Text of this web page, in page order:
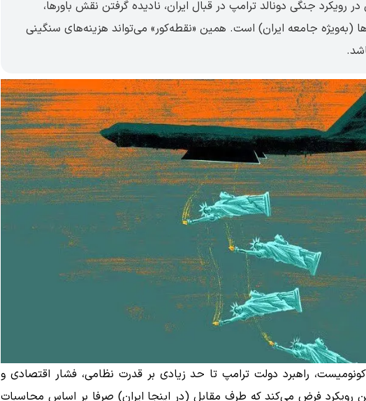
جنگی دونالد ترامپ در قبال ایران، نادیده گرفتن نقش باورها،
(به‌ویژه جامعه ایران) است. همین «نقطه‌کور» می‌تواند هزینه‌های سنگینی
راهبرد دولت ترامپ تا حد زیادی بر قدرت نظامی، فشار اقتصادی و
رویکرد فرض می‌کند که طرف مقابل (در اینجا ایران) صرفا بر اساس محاسبات